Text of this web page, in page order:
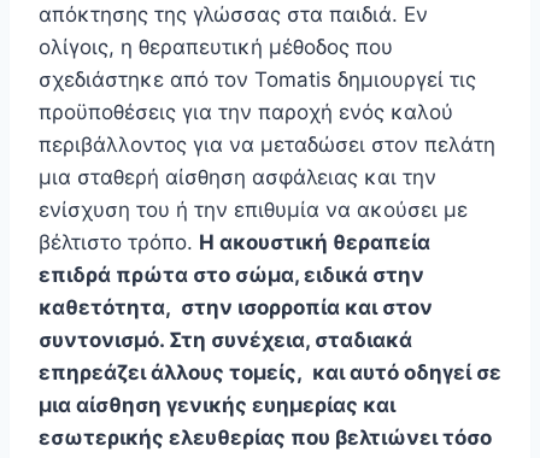
απόκτησης της γλώσσας στα παιδιά. Εν
ολίγοις, η θεραπευτική μέθοδος που
σχεδιάστηκε από τον Tomatis δημιουργεί τις
προϋποθέσεις για την παροχή ενός καλού
περιβάλλοντος για να μεταδώσει στον πελάτη
μια σταθερή αίσθηση ασφάλειας και την
ενίσχυση του ή την επιθυμία να ακούσει με
βέλτιστο τρόπο. Η ακουστική θεραπεία
επιδρά πρώτα στο σώμα, ειδικά στην
καθετότητα, στην ισορροπία και στον
συντονισμό. Στη συνέχεια, σταδιακά
επηρεάζει άλλους τομείς, και αυτό οδηγεί σε
μια αίσθηση γενικής ευημερίας και
εσωτερικής ελευθερίας που βελτιώνει τόσο